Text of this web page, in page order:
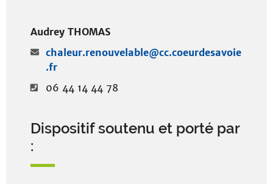
Audrey THOMAS
chaleur.renouvelable@cc.coeurdesavoie
.fr
06 44 14 44 78
Dispositif soutenu et porté par
: